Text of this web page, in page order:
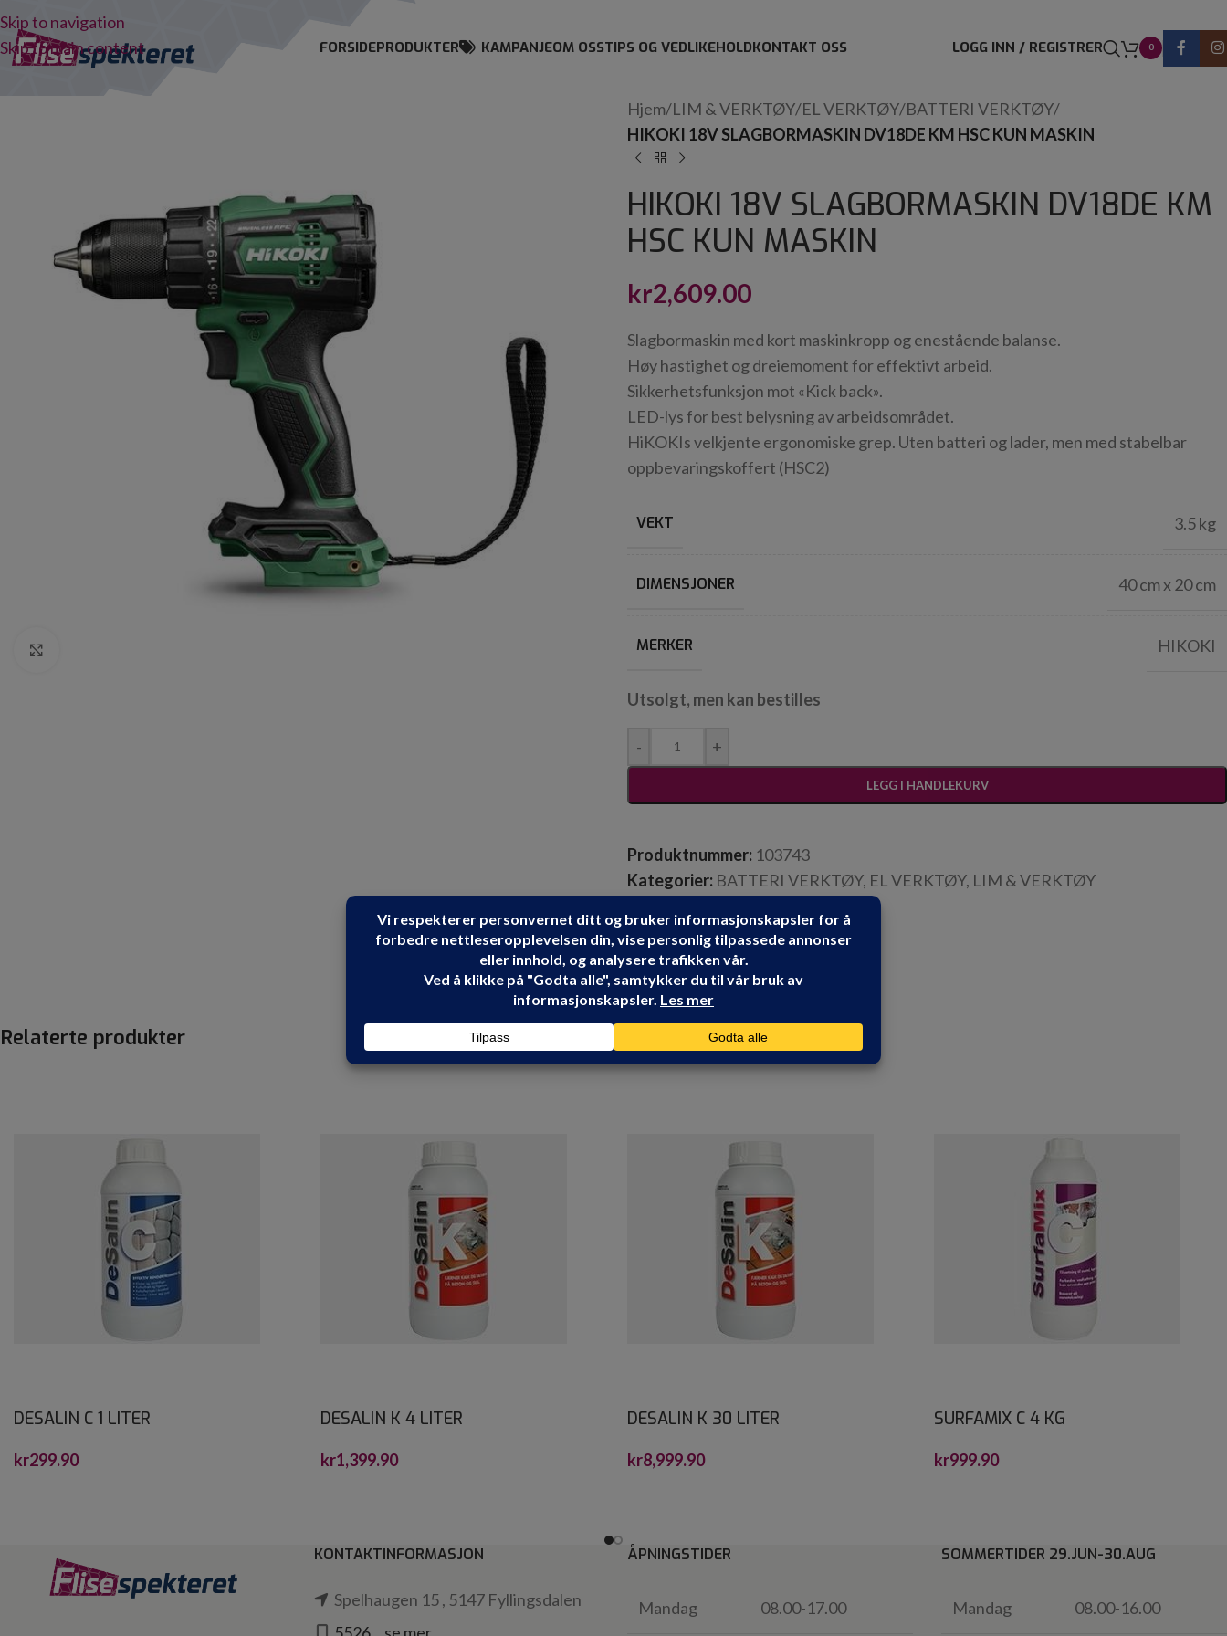
Skip to navigation
Skip to main content
FORSIDEPRODUKTER KAMPANJEOM OSSTIPS OG VEDLIKEHOLDKONTAKT OSS LOGG INN / REGISTRER 0
Hjem/LIM & VERKTØY/EL VERKTØY/BATTERI VERKTØY/
HIKOKI 18V SLAGBORMASKIN DV18DE KM HSC KUN MASKIN
HIKOKI 18V SLAGBORMASKIN DV18DE KM
HSC KUN MASKIN
kr2,609.00
Slagbormaskin med kort maskinkropp og enestående balanse.
Høy hastighet og dreiemoment for effektivt arbeid.
Sikkerhetsfunksjon mot «Kick back».
LED-lys for best belysning av arbeidsområdet.
HiKOKIs velkjente ergonomiske grep. Uten batteri og lader, men med stabelbar
oppbevaringskoffert (HSC2)
VEKT 3.5 kg
DIMENSJONER 40 cm x 20 cm
MERKER HIKOKI
Utsolgt, men kan bestilles
- +
LEGG I HANDLEKURV
Produktnummer: 103743
Kategorier: BATTERI VERKTØY, EL VERKTØY, LIM & VERKTØY
HIKOKI
Share:
Relaterte produkter
DESALIN C 1 LITER
kr299.90
DESALIN K 4 LITER
kr1,399.90
DESALIN K 30 LITER
kr8,999.90
SURFAMIX C 4 KG
kr999.90
KONTAKTINFORMASJON
Spelhaugen 15 , 5147 Fyllingsdalen
ÅPNINGSTIDER
Mandag 08.00-17.00
SOMMERTIDER 29.JUN-30.AUG
Mandag 08.00-16.00